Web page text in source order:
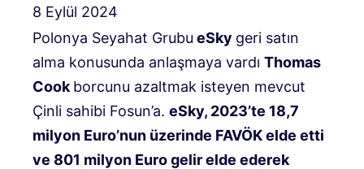
8 Eylül 2024
Polonya Seyahat Grubu eSky geri satın
alma konusunda anlaşmaya vardı Thomas
Cook borcunu azaltmak isteyen mevcut
Çinli sahibi Fosun’a. eSky, 2023’te 18,7
milyon Euro’nun üzerinde FAVÖK elde etti
ve 801 milyon Euro gelir elde ederek